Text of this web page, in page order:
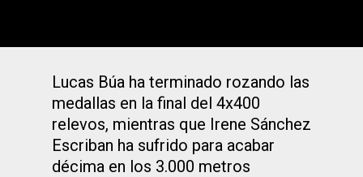
Lucas Búa ha terminado rozando las
medallas en la final del 4x400
relevos, mientras que Irene Sánchez
Escriban ha sufrido para acabar
décima en los 3.000 metros